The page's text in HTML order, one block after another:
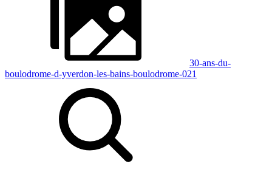
30-ans-du-
boulodrome-d-yverdon-les-bains-boulodrome-021